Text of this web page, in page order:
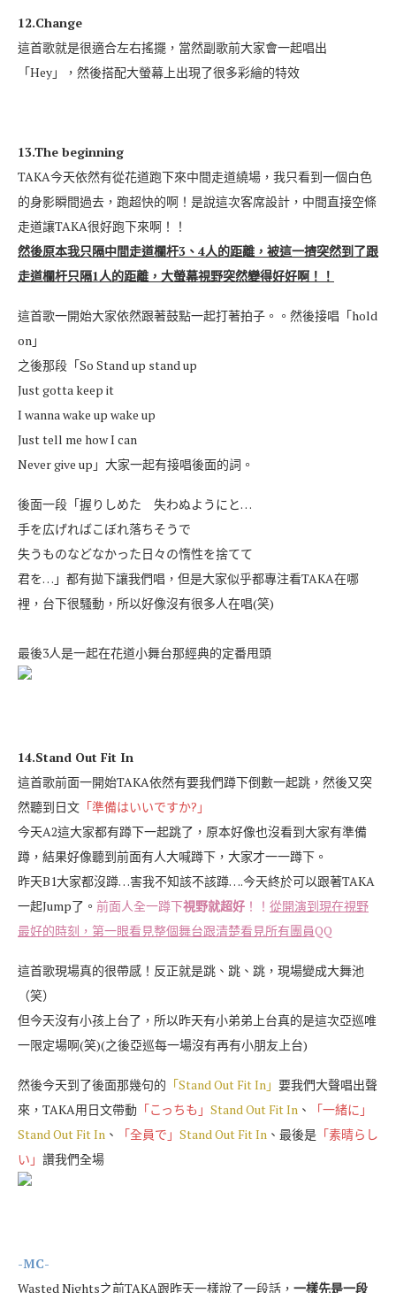
12.Change
這首歌就是很適合左右搖擺，當然副歌前大家會一起唱出
「Hey」，然後搭配大螢幕上出現了很多彩繪的特效
13.The beginning
TAKA今天依然有從花道跑下來中間走道繞場，我只看到一個白色
的身影瞬間過去，跑超快的啊！是說這次客席設計，中間直接空條
走道讓TAKA很好跑下來啊！！
然後原本我只隔中間走道欄杆3、4人的距離，被這一擠突然到了跟
走道欄杆只隔1人的距離，大螢幕視野突然變得好好啊！！
這首歌一開始大家依然跟著鼓點一起打著拍子。。然後接唱「hold
on」
之後那段「So Stand up stand up
Just gotta keep it
I wanna wake up wake up
Just tell me how I can
Never give up」大家一起有接唱後面的詞。
後面一段「握りしめた 失わぬようにと…
手を広げればこぼれ落ちそうで
失うものなどなかった日々の惰性を捨てて
君を…」都有拋下讓我們唱，但是大家似乎都專注看TAKA在哪
裡，台下很騷動，所以好像沒有很多人在唱(笑)
最後3人是一起在花道小舞台那經典的定番甩頭
14.Stand Out Fit In
這首歌前面一開始TAKA依然有要我們蹲下倒數一起跳，然後又突
然聽到日文 「準備はいいですか?」
今天A2這大家都有蹲下一起跳了，原本好像也沒看到大家有準備
蹲，結果好像聽到前面有人大喊蹲下，大家才一一蹲下。
昨天B1大家都沒蹲…害我不知該不該蹲….今天終於可以跟著TAKA
一起Jump了。 前面人全一蹲下視野就超好 ！！ 從開演到現在視野
最好的時刻，第一眼看見整個舞台跟清楚看見所有團員QQ
這首歌現場真的很帶感！反正就是跳、跳、跳，現場變成大舞池
（笑）
但今天沒有小孩上台了，所以昨天有小弟弟上台真的是這次亞巡唯
一限定場啊(笑)(之後亞巡每一場沒有再有小朋友上台)
然後今天到了後面那幾句的 「Stand Out Fit In」 要我們大聲唱出聲
來，TAKA用日文帶動 「こっちも」 Stand Out Fit In 、
「一緒に」
Stand Out Fit In 、 「全員で」 Stand Out Fit In 、最後是 「素晴らし
い」 讚我們全場
-MC-
Wasted Nights之前TAKA跟昨天一樣說了一段話， 一樣先是一段